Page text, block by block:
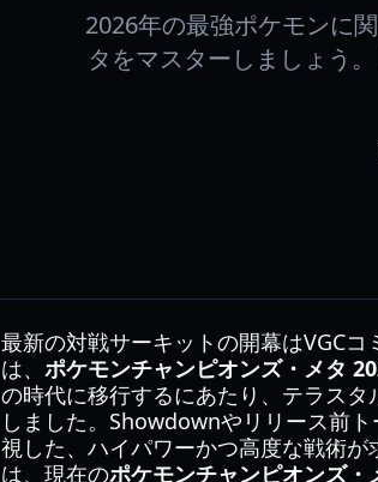
2026年の最強ポケモンに
タをマスターしましょう
最新の対戦サーキットの開幕はVGC
は、 ポケモンチャンピオンズ・メタ
の時代に移行するにあたり、テラス
しました。Showdownやリリース前
視した、ハイパワーかつ高度な戦術
は、現在のポケモンチャンピオンズ